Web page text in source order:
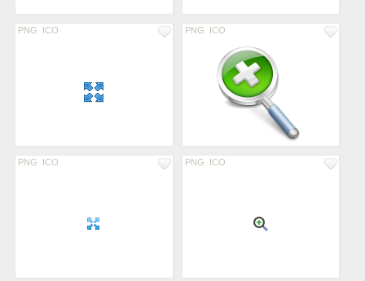
PNG ICO PNG ICO
PNG ICO PNG ICO